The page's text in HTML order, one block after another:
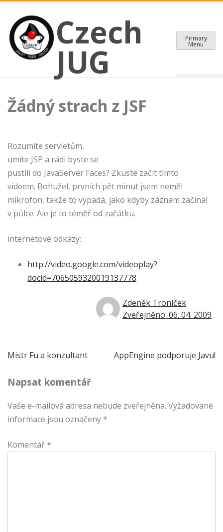
content
Czech JUG
CZECH JAVA USER GROUP
Czech
JUG
Primary
Menu
Žádný strach z JSF
Rozumíte servletům,
umíte JSP a rádi byste se
pustili do JavaServer Faces? Zkuste začít tímto
videem. Bohužel, prvních pět minut jsem neměl
mikrofon, takže to vypadá, jako kdyby záznam začínal
v půlce. Ale je to téměř od začátku.
internetové odkazy:
http://video.google.com/videoplay?
docid=7065059320019137778
Zdeněk Troníček
Zveřejněno: 06. 04. 2009
Navigace
pro
příspěvek
Mistr Fu a konzultant AppEngine podporuje Javu!
Napsat komentář
Vaše e-mailová adresa nebude zveřejněna. Vyžadované
informace jsou označeny *
Komentář *